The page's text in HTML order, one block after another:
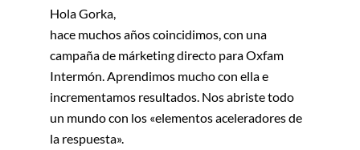
Hola Gorka,
hace muchos años coincidimos, con una
campaña de márketing directo para Oxfam
Intermón. Aprendimos mucho con ella e
incrementamos resultados. Nos abriste todo
un mundo con los «elementos aceleradores de
la respuesta».